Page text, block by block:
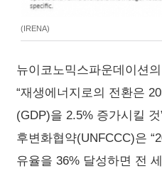
(IRENA)
뉴이코노믹스파운데이션
“재생에너지로의 전환은
(GDP)을 2.5% 증가시킬
후변화협약(UNFCCC)은
유율을 36% 달성하면 전